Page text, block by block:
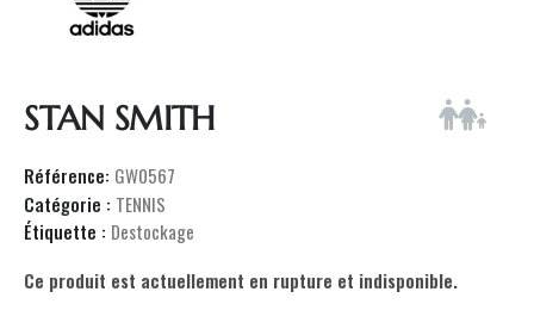
STAN SMITH
Référence: GW0567
Catégorie : TENNIS
Étiquette : Destockage
Ce produit est actuellement en rupture et indisponible.